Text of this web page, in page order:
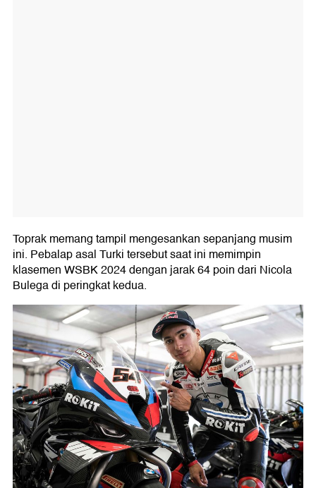
Toprak memang tampil mengesankan sepanjang musim
ini. Pebalap asal Turki tersebut saat ini memimpin
klasemen WSBK 2024 dengan jarak 64 poin dari Nicola
Bulega di peringkat kedua.